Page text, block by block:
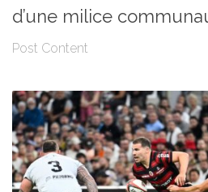
d’une milice
Post Content